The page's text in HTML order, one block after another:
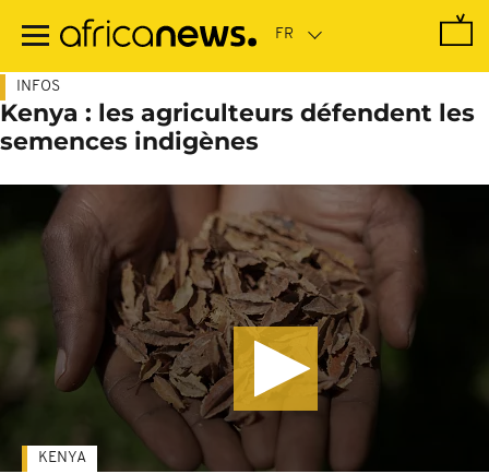
contenu
INFOS
Kenya : les agriculteurs défendent les
semences indigènes
KENYA